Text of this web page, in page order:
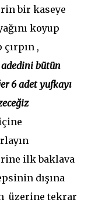
bir kaseye
koyup
,
bütün
6 adet yufkayı
ilk baklava
dışına
üzerine tekrar